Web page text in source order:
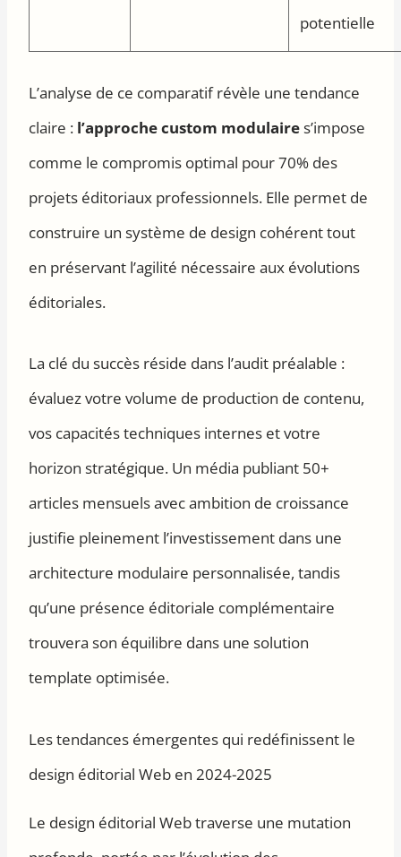
potentielle
L’analyse de ce comparatif révèle une tendance
claire : l’approche custom modulaires’impose
comme le compromis optimal pour 70% des
projets éditoriaux professionnels. Elle permet de
construire un système de design cohérent tout
en préservant l’agilité nécessaire aux évolutions
éditoriales.
La clé du succès réside dans l’audit préalable :
évaluez votre volume de production de contenu,
vos capacités techniques internes et votre
horizon stratégique. Un média publiant 50+
articles mensuels avec ambition de croissance
justifie pleinement l’investissement dans une
architecture modulaire personnalisée, tandis
qu’une présence éditoriale complémentaire
trouvera son équilibre dans une solution
template optimisée.
Les tendances émergentes qui redéfinissent le
design éditorial Web en 2024-2025
Le design éditorial Web traverse une mutation